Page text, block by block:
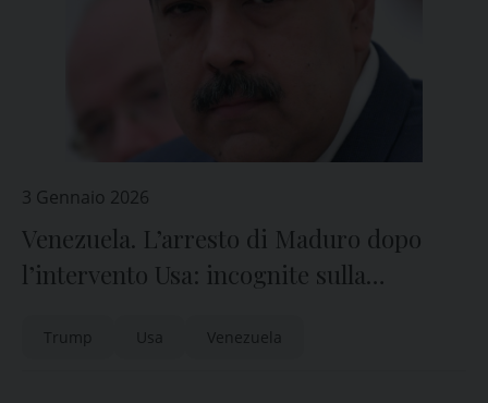
3 Gennaio 2026
Venezuela. L’arresto di Maduro dopo
l’intervento Usa: incognite sulla
calma
Trump Usa Venezuela